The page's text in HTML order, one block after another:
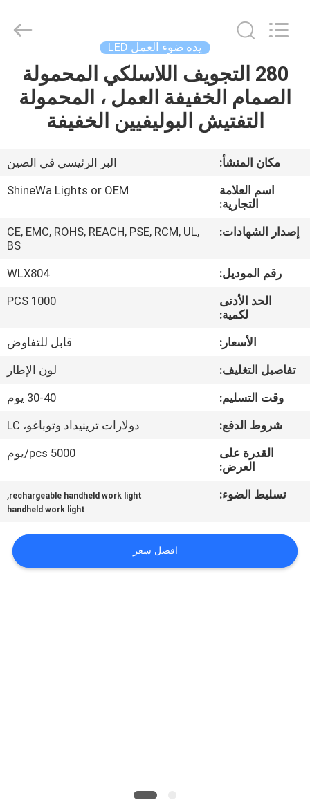
المنزل
المنتجات
فيديوهات
المصنع
مراقبة
الجودة
اتصل
خريطة
Reserved.
يده ضوء العمل LED
280 التجويف اللاسلكي المحمولة
الصمام الخفيفة العمل ، المحمولة
التفتيش البوليفيين الخفيفة
مكان المنشأ:
البر الرئيسي في الصين
اسم العلامة
التجارية:
ShineWa Lights or OEM
إصدار الشهادات:
CE, EMC, ROHS, REACH, PSE, RCM, UL,
BS
رقم الموديل:
WLX804
الحد الأدنى
لكمية:
1000 PCS
الأسعار:
قابل للتفاوض
تفاصيل التغليف:
لون الإطار
وقت التسليم:
30-40 يوم
شروط الدفع:
دولارات ترينيداد وتوباغو، LC
القدرة على
العرض:
5000 pcs/يوم
تسليط الضوء: rechargeable handheld work light
,
handheld work light
افضل سعر